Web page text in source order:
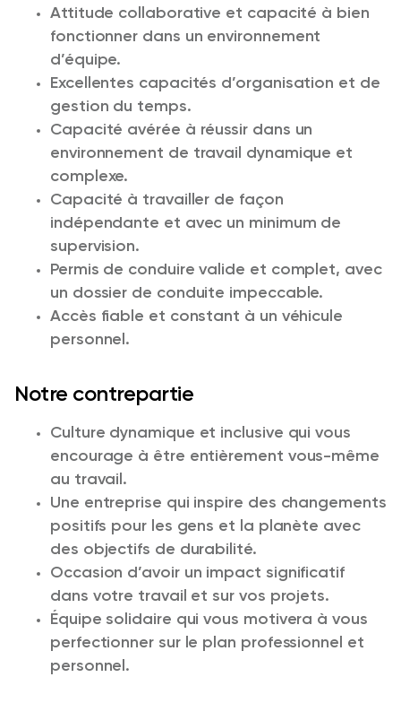
Attitude collaborative et capacité à bien
fonctionner dans un environnement
d’équipe.
Excellentes capacités d’organisation et de
gestion du temps.
Capacité avérée à réussir dans un
environnement de travail dynamique et
complexe.
Capacité à travailler de façon
indépendante et avec un minimum de
supervision.
Permis de conduire valide et complet, avec
un dossier de conduite impeccable.
Accès fiable et constant à un véhicule
personnel.
Notre contrepartie
Culture dynamique et inclusive qui vous
encourage à être entièrement vous-même
au travail.
Une entreprise qui inspire des changements
positifs pour les gens et la planète avec
des objectifs de durabilité.
Occasion d’avoir un impact significatif
dans votre travail et sur vos projets.
Équipe solidaire qui vous motivera à vous
perfectionner sur le plan professionnel et
personnel.